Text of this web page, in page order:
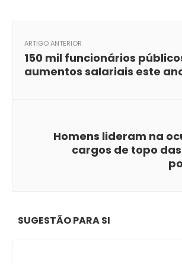
ARTIGO ANTERIOR
150 mil funcionários
aumentos salariais este
Homens lideram na
cargos de topo
SUGESTÃO PARA SI